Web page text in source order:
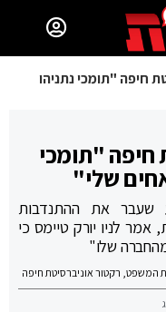
חיפה "תומכי נתניהו
חיפה "תומכי
שלי"
שעבר את ההתנדבות
אמר לניו יורק טיימס כי
שלו"
המשפט, רקטור אוניברסיטת חיפה